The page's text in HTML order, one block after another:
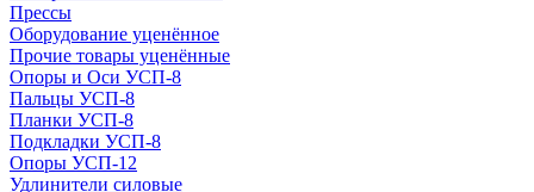
Прессы
Оборудование уценённое
Прочие товары уценённые
Опоры и Оси УСП-8
Пальцы УСП-8
Планки УСП-8
Подкладки УСП-8
Опоры УСП-12
Удлинители силовые